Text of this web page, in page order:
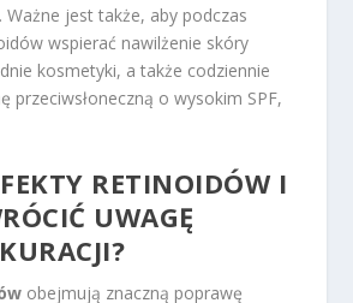
Ważne jest także, aby podczas
wspierać nawilżenie skóry
kosmetyki, a także codziennie
przeciwsłoneczną o wysokim SPF,
RETINOIDÓW I
UWAGĘ
obejmują znaczną poprawę